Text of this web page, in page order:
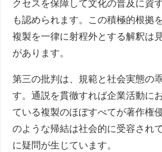
クセスを保障して文化の普及に資
も認められます。この積極的根拠
複製を一律に射程外とする解釈は
があります。
第三の批判は、規範と社会実態の
す。通説を貫徹すれば企業活動に
ている複製のほぼすべてが著作権
のような帰結は社会的に受容され
に疑問が生じています。